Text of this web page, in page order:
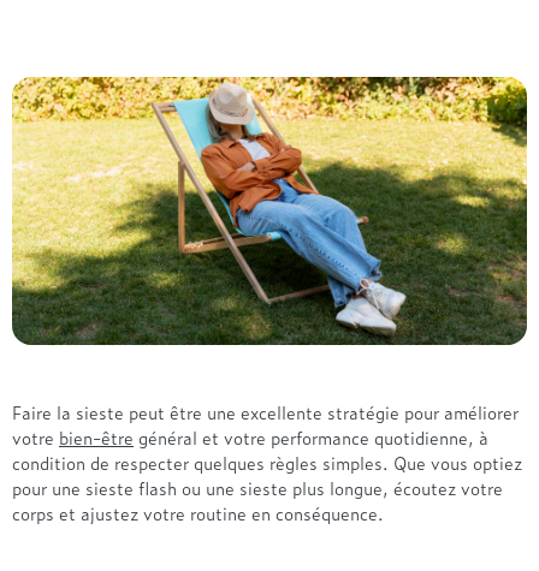
Faire la sieste peut être une excellente stratégie pour améliorer
votre bien-être général et votre performance quotidienne, à
condition de respecter quelques règles simples. Que vous optiez
pour une sieste flash ou une sieste plus longue, écoutez votre
corps et ajustez votre routine en conséquence.